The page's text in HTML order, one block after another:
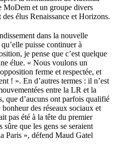
MoDem et un groupe divers
élus Renaissance et Horizons.
dans la nouvelle
puisse continuer à
je pense que c’est quelque
élue. « Nous voulons un
ferme et respectée, et
! ». En d’autres termes : il n’est
entre la LR et la
que d’aucuns ont parfois qualifié
des réseaux sociaux et
pas été à la tête du premier
que les gens se seraient
Paris », défend Maud Gatel